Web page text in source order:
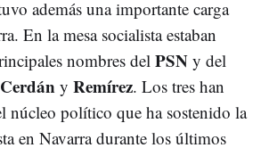
además una importante carga
En la mesa socialista estaban
nombres del PSN y del
Cerdán y Remírez. Los tres han
núcleo político que ha sostenido la
en Navarra durante los últimos